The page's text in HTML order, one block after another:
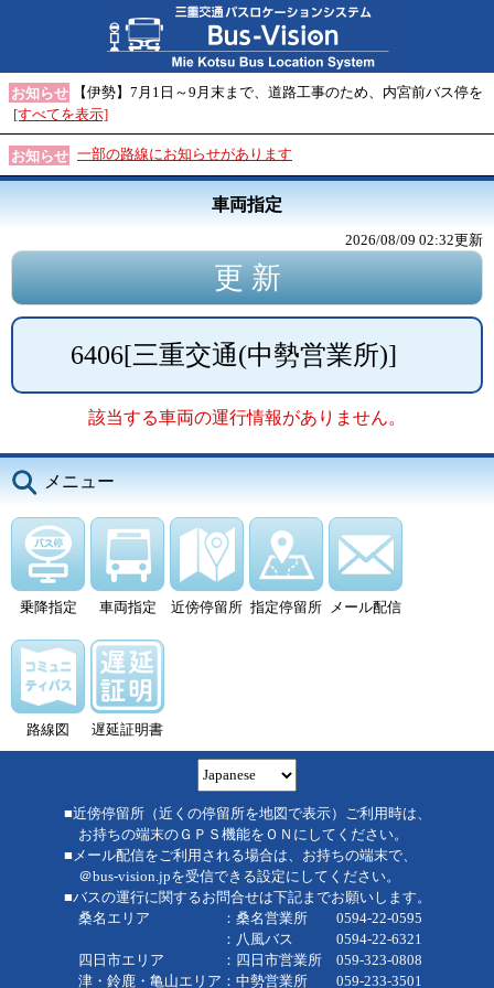
お知らせ
【伊勢】7月1日～9月末まで、道路工事のため、内宮前バス停を
[すべてを表示]
お知らせ 一部の路線にお知らせがあります
車両指定
2026/08/09 02:32更新
6406[三重交通(中勢営業所)]
該当する車両の運行情報がありません。
メニュー
乗降指定 車両指定 近傍停留所 指定停留所 メール配信
路線図 遅延証明書
■近傍停留所（近くの停留所を地図で表示）ご利用時は、
お持ちの端末のＧＰＳ機能をＯＮにしてください。
■メール配信をご利用される場合は、お持ちの端末で、
＠bus-vision.jpを受信できる設定にしてください。
■バスの運行に関するお問合せは下記までお願いします。
桑名エリア ：桑名営業所 0594-22-0595
：八風バス 0594-22-6321
四日市エリア ：四日市営業所 059-323-0808
津・鈴鹿・亀山エリア：中勢営業所 059-233-3501